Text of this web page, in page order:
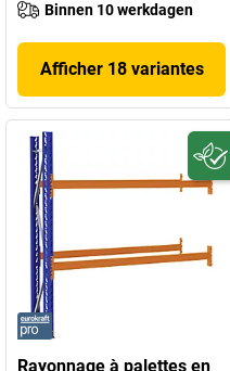
Binnen 10 werkdagen
Afficher 18 variantes
Rayonnage à palettes en